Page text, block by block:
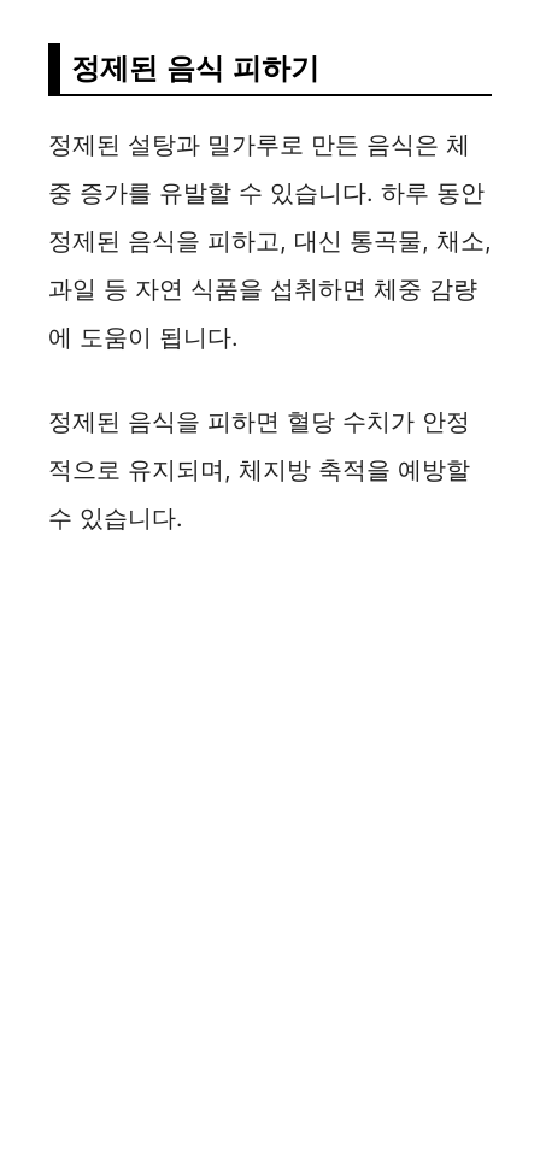
정제된 음식 피하기
정제된 설탕과 밀가루로 만든 음식은 체
중 증가를 유발할 수 있습니다. 하루 동안
정제된 음식을 피하고, 대신 통곡물, 채소,
과일 등 자연 식품을 섭취하면 체중 감량
에 도움이 됩니다.
정제된 음식을 피하면 혈당 수치가 안정
적으로 유지되며, 체지방 축적을 예방할
수 있습니다.